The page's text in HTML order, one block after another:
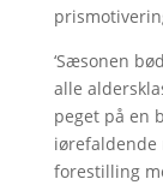
‘Sæsonen
alle
peget på en
iørefaldende
forestilling